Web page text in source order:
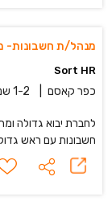
מנהל/ת
Sort HR
כפר קאסם 1-2 שנים
לחברת יבוא גדולה
חשבונות עם ראש